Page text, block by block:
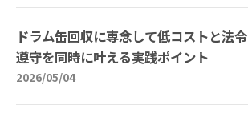
ドラム缶回収に専念して低コストと法令
遵守を同時に叶える実践ポイント
2026/05/04